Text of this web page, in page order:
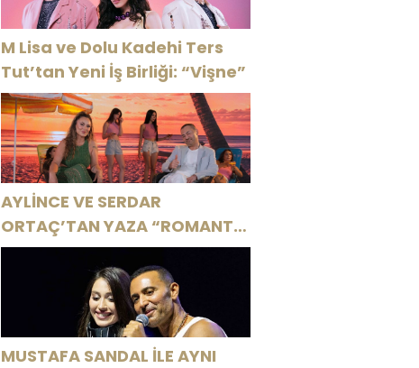
M Lisa ve Dolu Kadehi Ters
Tut’tan Yeni İş Birliği: “Vişne”
AYLİNCE VE SERDAR
ORTAÇ’TAN YAZA “ROMANTİK
AŞK” BOMBASI!
MUSTAFA SANDAL İLE AYNI